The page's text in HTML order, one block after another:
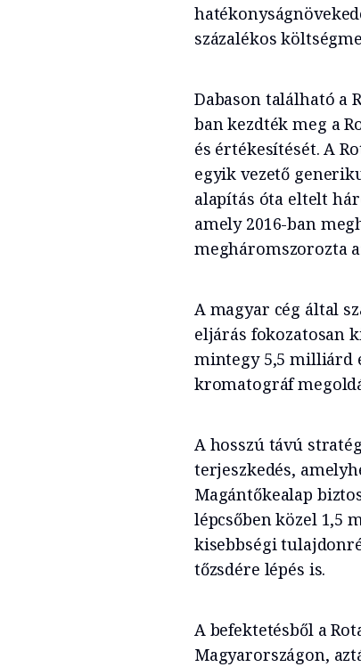
százalékos
Dabason található a
ban kezdték meg a
és értékesítését. A
egyik vezető
alapítás óta eltelt
amely 2016-ban
megháromszorozta
A magyar cég által
eljárás fokozatosan
mintegy 5,5 milliárd
kromatográf
A hosszú távú
terjeszkedés,
Magántőkealap
lépcsőben közel 1,5
kisebbségi
tőzsdére lépés is.
A befektetésből a
Magyarországon,